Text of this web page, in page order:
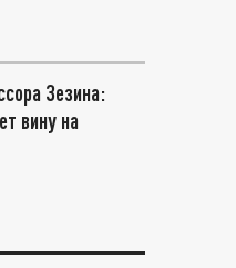
Зезина:
вину на